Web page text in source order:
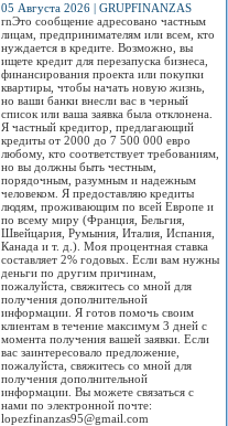
05 Августа 2026 | GRUPFINANZAS
rnЭто сообщение адресовано частным
лицам, предпринимателям или всем, кто
нуждается в кредите. Возможно, вы
ищете кредит для перезапуска бизнеса,
финансирования проекта или покупки
квартиры, чтобы начать новую жизнь,
но ваши банки внесли вас в черный
список или ваша заявка была отклонена.
Я частный кредитор, предлагающий
кредиты от 2000 до 7 500 000 евро
любому, кто соответствует требованиям,
но вы должны быть честным,
порядочным, разумным и надежным
человеком. Я предоставляю кредиты
людям, проживающим по всей Европе и
по всему миру (Франция, Бельгия,
Швейцария, Румыния, Италия, Испания,
Канада и т. д.). Моя процентная ставка
составляет 2% годовых. Если вам нужны
деньги по другим причинам,
пожалуйста, свяжитесь со мной для
получения дополнительной
информации. Я готов помочь своим
клиентам в течение максимум 3 дней с
момента получения вашей заявки. Если
вас заинтересовало предложение,
пожалуйста, свяжитесь со мной для
получения дополнительной
информации. Вы можете связаться с
нами по электронной почте:
lopezfinanzas95@gmail.com